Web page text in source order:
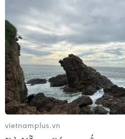
vietnamplus.vn